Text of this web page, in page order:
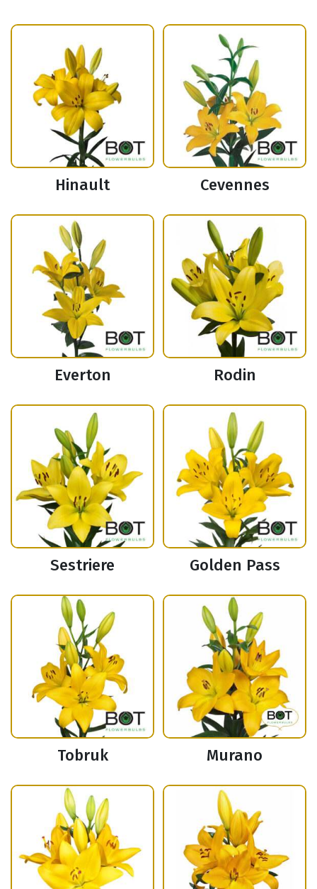
Hinault Cevennes
Everton Rodin
Sestriere Golden Pass
Tobruk Murano